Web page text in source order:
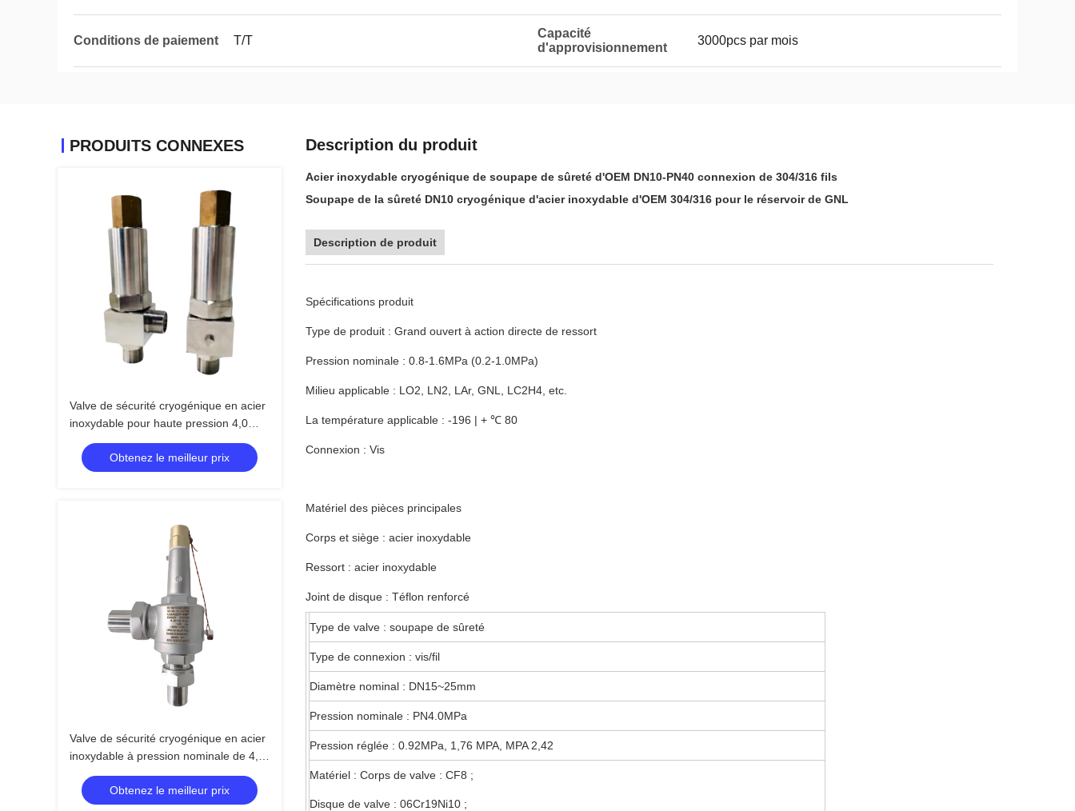
Conditions de paiement T/T
Capacité
d'approvisionnement
3000pcs par mois
PRODUITS CONNEXES
Valve de sécurité cryogénique en acier
inoxydable pour haute pression 4,0
MPa et températures extrêmes de
-196°C à +120°C
Obtenez le meilleur prix
Valve de sécurité cryogénique en acier
inoxydable à pression nominale de 4,0
MPa pour des applications allant de
-196°C à +120°C
Obtenez le meilleur prix
Description du produit
Acier inoxydable cryogénique de soupape de sûreté d'OEM DN10-PN40 connexion de 304/316 fils
Soupape de la sûreté DN10 cryogénique d'acier inoxydable d'OEM 304/316 pour le réservoir de GNL
Description de produit
Spécifications produit
Type de produit : Grand ouvert à action directe de ressort
Pression nominale : 0.8-1.6MPa (0.2-1.0MPa)
Milieu applicable : LO2, LN2, LAr, GNL, LC2H4, etc.
La température applicable : -196 | + ℃ 80
Connexion : Vis
Matériel des pièces principales
Corps et siège : acier inoxydable
Ressort : acier inoxydable
Joint de disque : Téflon renforcé
Type de valve : soupape de sûreté
Type de connexion : vis/fil
Diamètre nominal : DN15~25mm
Pression nominale : PN4.0MPa
Pression réglée : 0.92MPa, 1,76 MPA, MPA 2,42
Matériel : Corps de valve : CF8 ;
Disque de valve : 06Cr19Ni10 ;